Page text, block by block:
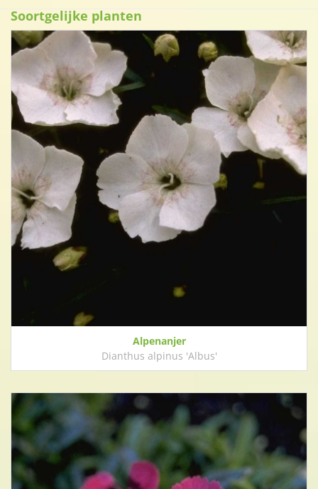
Soortgelijke planten
Alpenanjer
Dianthus alpinus 'Albus'